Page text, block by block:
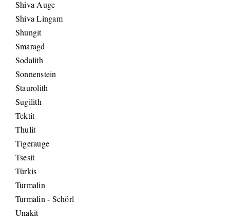
Shiva Auge
Shiva Lingam
Shungit
Smaragd
Sodalith
Sonnenstein
Staurolith
Sugilith
Tektit
Thulit
Tigerauge
Tsesit
Türkis
Turmalin
Turmalin - Schörl
Unakit